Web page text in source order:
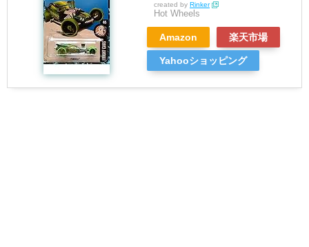
created by Rinker
Hot Wheels
Amazon 楽天市場
Yahooショッピング